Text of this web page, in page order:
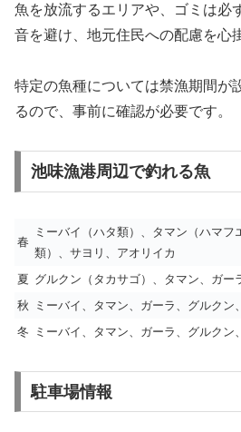
魚を放流するエリアや、ゴミは必
音を避け、地元住民への配慮を心
特定の魚種については禁漁期間が
るので、事前に確認が必要です。
池味漁港周辺で釣れる魚
春
ミーバイ（ハタ類）、タマン（ハマフ
類）、サヨリ、アオリイカ
夏 グルクン（タカサゴ）、タマン、ガー
秋
ミーバイ、タマン、ガーラ、グルクン
冬
ミーバイ、タマン、ガーラ、グルクン
駐車場情報